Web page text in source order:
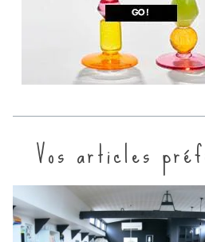
Vos articles